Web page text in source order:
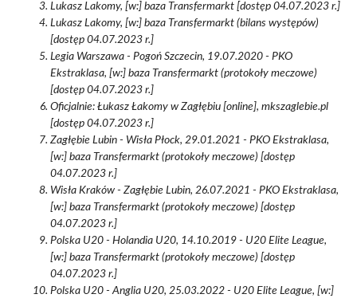
Lukasz Lakomy, [w:] baza Transfermarkt [dostęp 04.07.2023 r.]
Lukasz Lakomy, [w:] baza Transfermarkt (bilans występów)
[dostęp 04.07.2023 r.]
Legia Warszawa - Pogoń Szczecin, 19.07.2020 - PKO
Ekstraklasa, [w:] baza Transfermarkt (protokoły meczowe)
[dostęp 04.07.2023 r.]
Oficjalnie: Łukasz Łakomy w Zagłębiu [online], mkszaglebie.pl
[dostęp 04.07.2023 r.]
Zagłębie Lubin - Wisła Płock, 29.01.2021 - PKO Ekstraklasa,
[w:] baza Transfermarkt (protokoły meczowe) [dostęp
04.07.2023 r.]
Wisła Kraków - Zagłębie Lubin, 26.07.2021 - PKO Ekstraklasa,
[w:] baza Transfermarkt (protokoły meczowe) [dostęp
04.07.2023 r.]
Polska U20 - Holandia U20, 14.10.2019 - U20 Elite League,
[w:] baza Transfermarkt (protokoły meczowe) [dostęp
04.07.2023 r.]
Polska U20 - Anglia U20, 25.03.2022 - U20 Elite League, [w:]